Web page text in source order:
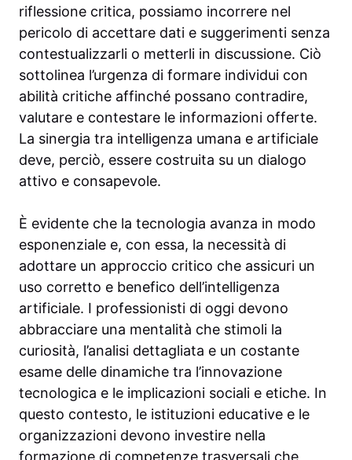
riflessione critica, possiamo incorrere nel
pericolo di accettare dati e suggerimenti senza
contestualizzarli o metterli in discussione. Ciò
sottolinea l’urgenza di formare individui con
abilità critiche affinché possano contradire,
valutare e contestare le informazioni offerte.
La sinergia tra intelligenza umana e artificiale
deve, perciò, essere costruita su un dialogo
attivo e consapevole.
È evidente che la tecnologia avanza in modo
esponenziale e, con essa, la necessità di
adottare un approccio critico che assicuri un
uso corretto e benefico dell’intelligenza
artificiale. I professionisti di oggi devono
abbracciare una mentalità che stimoli la
curiosità, l’analisi dettagliata e un costante
esame delle dinamiche tra l’innovazione
tecnologica e le implicazioni sociali e etiche. In
questo contesto, le istituzioni educative e le
organizzazioni devono investire nella